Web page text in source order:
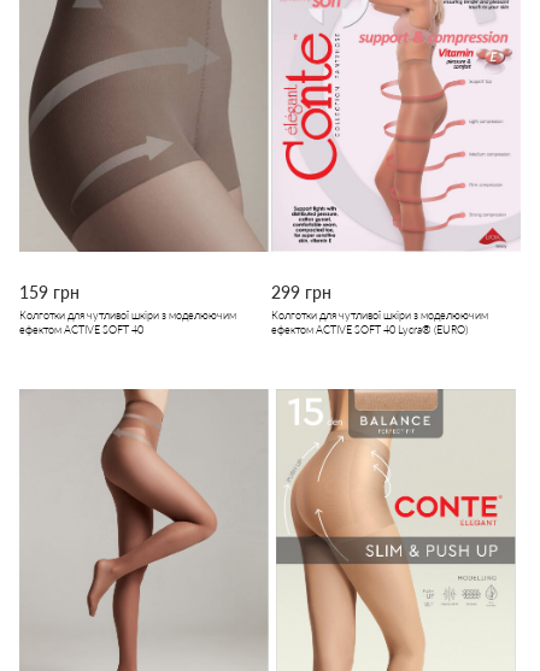
159 грн
Колготки для чутливої шкіри з моделюючим
ефектом ACTIVE SOFT 40
299 грн
Колготки для чутливої шкіри з моделюючим
ефектом ACTIVE SOFT 40 Lycra® (EURO)